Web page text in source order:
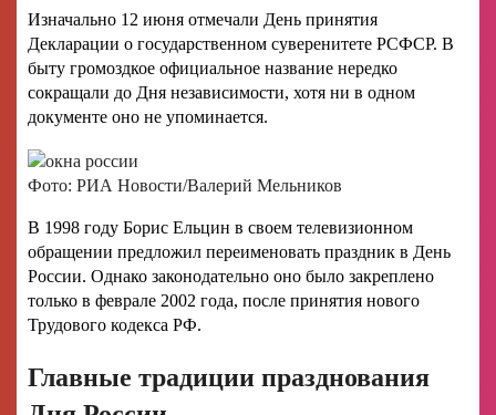
Изначально 12 июня отмечали День принятия
Декларации о государственном суверенитете РСФСР. В
быту громоздкое официальное название нередко
сокращали до Дня независимости, хотя ни в одном
документе оно не упоминается.
Фото: РИА Новости/Валерий Мельников
В 1998 году Борис Ельцин в своем телевизионном
обращении предложил переименовать праздник в День
России. Однако законодательно оно было закреплено
только в феврале 2002 года, после принятия нового
Трудового кодекса РФ.
Главные традиции празднования